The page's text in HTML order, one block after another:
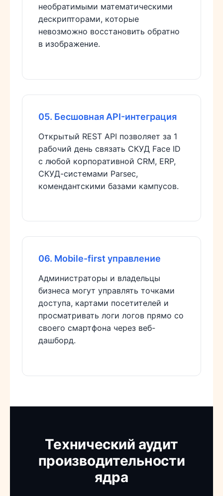
необратимыми математическими
дескрипторами, которые
невозможно восстановить обратно
в изображение.
05. Бесшовная API-интеграция
Открытый REST API позволяет за 1
рабочий день связать СКУД Face ID
с любой корпоративной CRM, ERP,
СКУД-системами Parsec,
комендантскими базами кампусов.
06. Mobile-first управление
Администраторы и владельцы
бизнеса могут управлять точками
доступа, картами посетителей и
просматривать логи логов прямо со
своего смартфона через веб-
дашборд.
Технический аудит
производительности
ядра